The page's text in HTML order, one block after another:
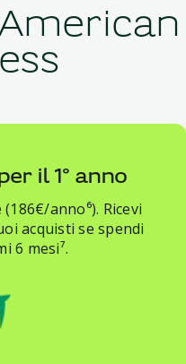
il 1° anno
anno⁶). Ricevi
acquisti se spendi
6 mesi⁷.